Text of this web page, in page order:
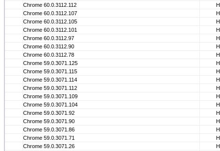
Chrome 60.0.3112.112
Chrome 60.0.3112.107
Chrome 60.0.3112.105
Chrome 60.0.3112.101
Chrome 60.0.3112.97
Chrome 60.0.3112.90
Chrome 60.0.3112.78
Chrome 59.0.3071.125
Chrome 59.0.3071.115
Chrome 59.0.3071.114
Chrome 59.0.3071.112
Chrome 59.0.3071.109
Chrome 59.0.3071.104
Chrome 59.0.3071.92
Chrome 59.0.3071.90
Chrome 59.0.3071.86
Chrome 59.0.3071.71
Chrome 59.0.3071.26